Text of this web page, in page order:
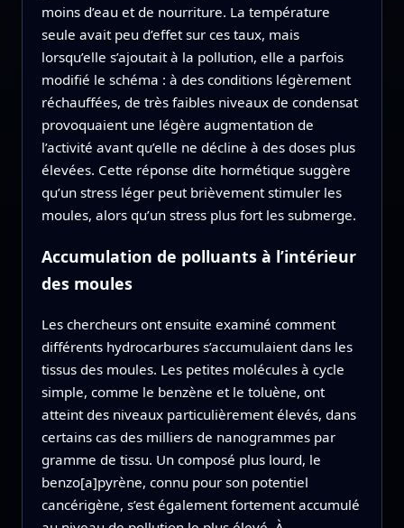
moins d’eau et de nourriture. La température
seule avait peu d’effet sur ces taux, mais
lorsqu’elle s’ajoutait à la pollution, elle a parfois
modifié le schéma : à des conditions légèrement
réchauffées, de très faibles niveaux de condensat
provoquaient une légère augmentation de
l’activité avant qu’elle ne décline à des doses plus
élevées. Cette réponse dite hormétique suggère
qu’un stress léger peut brièvement stimuler les
moules, alors qu’un stress plus fort les submerge.
Accumulation de polluants à l’intérieur
des moules
Les chercheurs ont ensuite examiné comment
différents hydrocarbures s’accumulaient dans les
tissus des moules. Les petites molécules à cycle
simple, comme le benzène et le toluène, ont
atteint des niveaux particulièrement élevés, dans
certains cas des milliers de nanogrammes par
gramme de tissu. Un composé plus lourd, le
benzo[a]pyrène, connu pour son potentiel
cancérigène, s’est également fortement accumulé